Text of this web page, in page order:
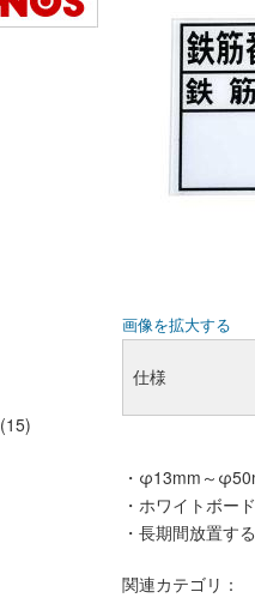
(15)
画像を拡大する
仕様
・φ13mm～
・ホワイトボー
・長期間放置す
関連カテゴリ：